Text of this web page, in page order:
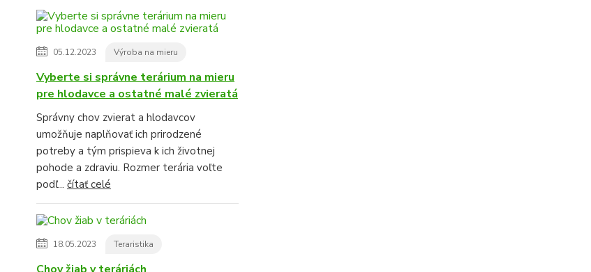
05.12.2023 Výroba na mieru
Vyberte si správne terárium na mieru
pre hlodavce a ostatné malé zvieratá
Správny chov zvierat a hlodavcov
umožňuje naplňovať ich prirodzené
potreby a tým prispieva k ich životnej
pohode a zdraviu. Rozmer terária voľte
podľ... čítať celé
18.05.2023 Teraristika